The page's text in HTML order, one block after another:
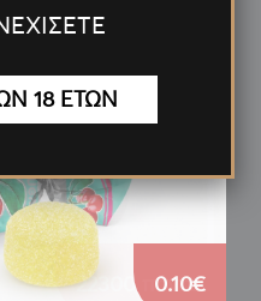
0.10€
18 ΕΤΩΝ